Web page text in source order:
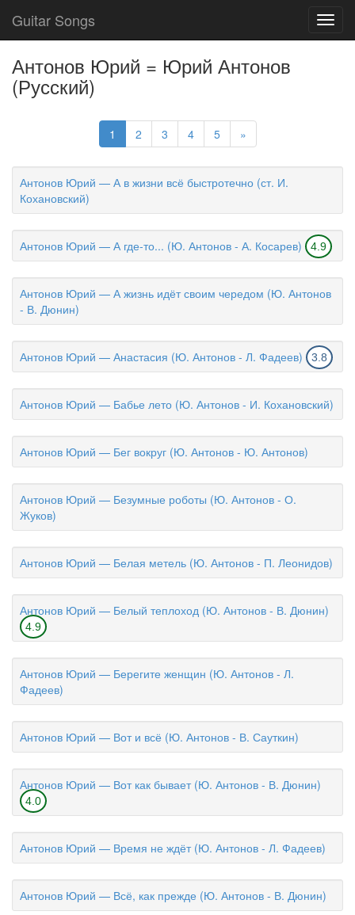
Guitar Songs
Антонов Юрий = Юрий Антонов
(Русский)
1 2 3 4 5 »
Антонов Юрий — А в жизни всё быстротечно (ст. И.
Кохановский)
Антонов Юрий — А где-то... (Ю. Антонов - А. Косарев) 4.9
Антонов Юрий — А жизнь идёт своим чередом (Ю. Антонов
- В. Дюнин)
Антонов Юрий — Анастасия (Ю. Антонов - Л. Фадеев) 3.8
Антонов Юрий — Бабье лето (Ю. Антонов - И. Кохановский)
Антонов Юрий — Бег вокруг (Ю. Антонов - Ю. Антонов)
Антонов Юрий — Безумные роботы (Ю. Антонов - О.
Жуков)
Антонов Юрий — Белая метель (Ю. Антонов - П. Леонидов)
Антонов Юрий — Белый теплоход (Ю. Антонов - В. Дюнин)
4.9
Антонов Юрий — Берегите женщин (Ю. Антонов - Л.
Фадеев)
Антонов Юрий — Вот и всё (Ю. Антонов - В. Сауткин)
Антонов Юрий — Вот как бывает (Ю. Антонов - В. Дюнин)
4.0
Антонов Юрий — Время не ждёт (Ю. Антонов - Л. Фадеев)
Антонов Юрий — Всё, как прежде (Ю. Антонов - В. Дюнин)